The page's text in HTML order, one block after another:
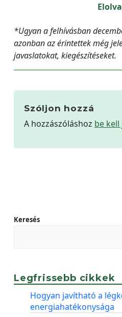
*Ugyan a felhívásban
azonban az érintettek még
javaslatokat, kiegészítéseket.
Szóljon hozzá
A hozzászóláshoz be
Keresés
Legfrissebb cikkek
Hogyan javítható a
energiahatékonysága